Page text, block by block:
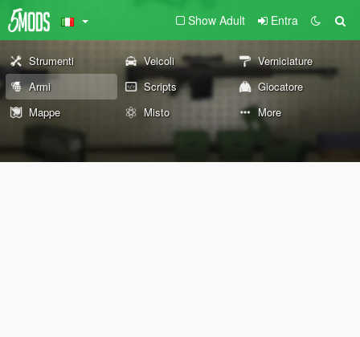
Show Adult Entra
Strumenti Veicoli
Verniciature
Armi
Scripts
Giocatore
Mappe
Misto More